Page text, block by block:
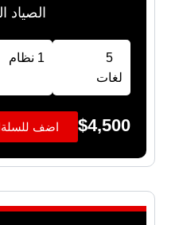
الصياد
5
لغات
1 نظام
$4,500 اضف للسلة